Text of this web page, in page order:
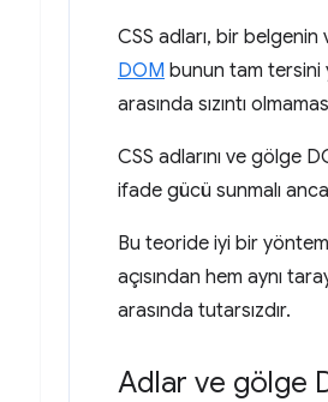
CSS adları, bir belgenin
DOM bunun tam tersini
arasında sızıntı
CSS adlarını ve gölge
ifade gücü sunmalı
Bu teoride iyi bir
açısından hem aynı
arasında tutarsızdır.
Adlar ve gölge